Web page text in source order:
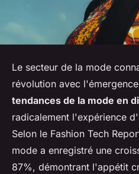
Le secteur de la mode
révolution avec
tendances de la mode en
radicalement l'expérience
Selon le Fashion Tech
mode a enregistré une
87%, démontrant l'appétit